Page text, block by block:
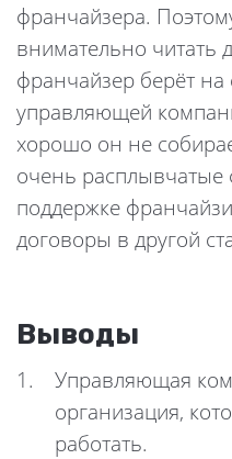
франчайзера.
внимательно читать
франчайзер берёт на
управляющей
хорошо он не
очень
поддержке
договоры в другой
Выводы
Управляющая
организация,
работать.